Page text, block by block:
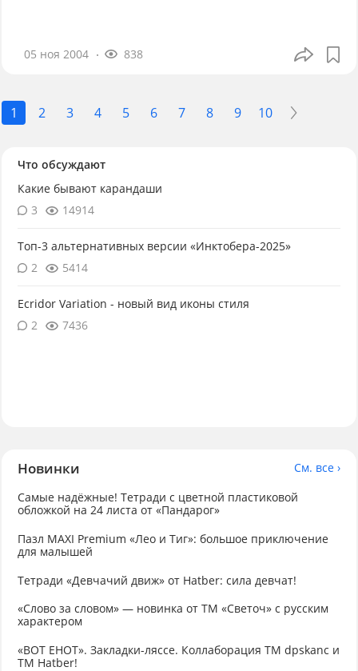
05 ноя 2004 838
1 2 3 4 5 6 7 8 9 10
Что обсуждают
Какие бывают карандаши
3
14914
Топ-3 альтернативных версии «Инктобера-2025»
2
5414
Ecridor Variation - новый вид иконы стиля
2
7436
Новинки
См. все ›
Самые надёжные! Тетради с цветной пластиковой
обложкой на 24 листа от «Пандарог»
Пазл MAXI Premium «Лео и Тиг»: большое приключение
для малышей
Тетради «Девчачий движ» от Hatber: сила девчат!
«Слово за словом» — новинка от ТМ «Светоч» с русским
характером
«ВОТ ЕНОТ». Закладки-ляссе. Коллаборация TM dpskanc и
ТМ Hatber!